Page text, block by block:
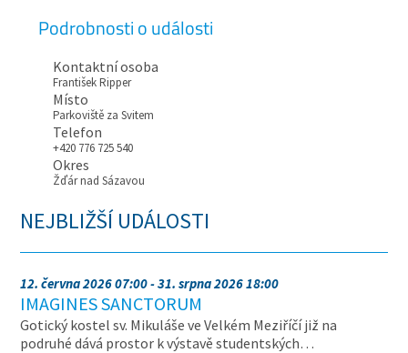
Podrobnosti o události
Kontaktní osoba
František Ripper
Místo
Parkoviště za Svitem
Telefon
+420 776 725 540
Okres
Žďár nad Sázavou
NEJBLIŽŠÍ UDÁLOSTI
12. června 2026 07:00 - 31. srpna 2026 18:00
IMAGINES SANCTORUM
Gotický kostel sv. Mikuláše ve Velkém Meziříčí již na
podruhé dává prostor k výstavě studentských…